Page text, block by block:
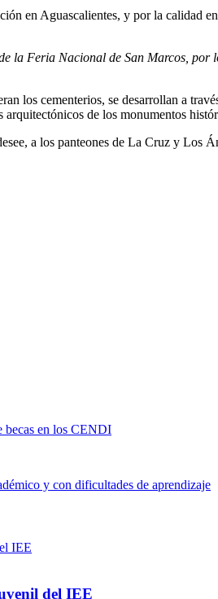
en Aguascalientes, y por la calidad
Nacional de San Marcos, por
los cementerios, se desarrollan a
de los monumentos
a los panteones de La Cruz y Los
becas en los CENDI
y con dificultades de aprendizaje
del IEE